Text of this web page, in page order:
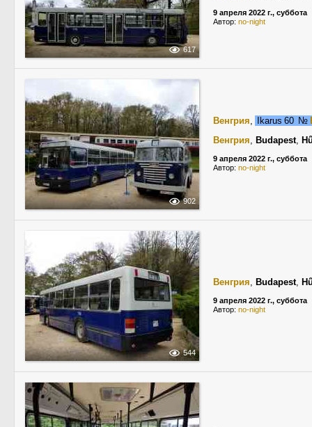
617
9 апреля 2022 г., суббота
Автор: no-night
902
Венгрия, Ikarus 60 №
Венгрия, Budapest,
9 апреля 2022 г., суббота
Автор: no-night
544
Венгрия, Budapest,
9 апреля 2022 г., суббота
Автор: no-night